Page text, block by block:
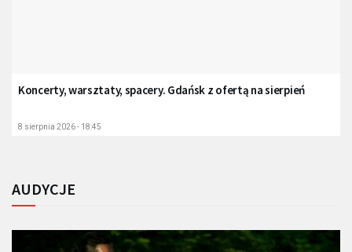
Koncerty, warsztaty, spacery. Gdańsk z ofertą na sierpień
8 sierpnia 2026 - 18:45
AUDYCJE